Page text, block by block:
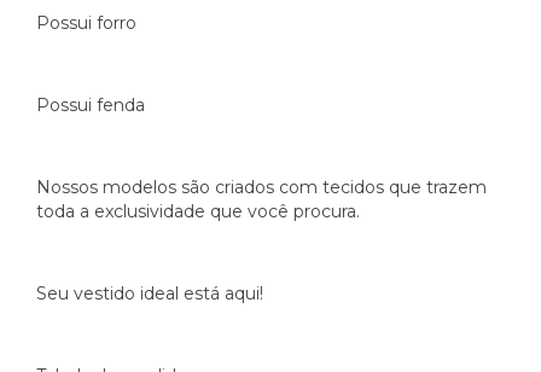
Possui forro
Possui fenda
Nossos modelos são criados com tecidos que trazem
toda a exclusividade que você procura.
Seu vestido ideal está aqui!